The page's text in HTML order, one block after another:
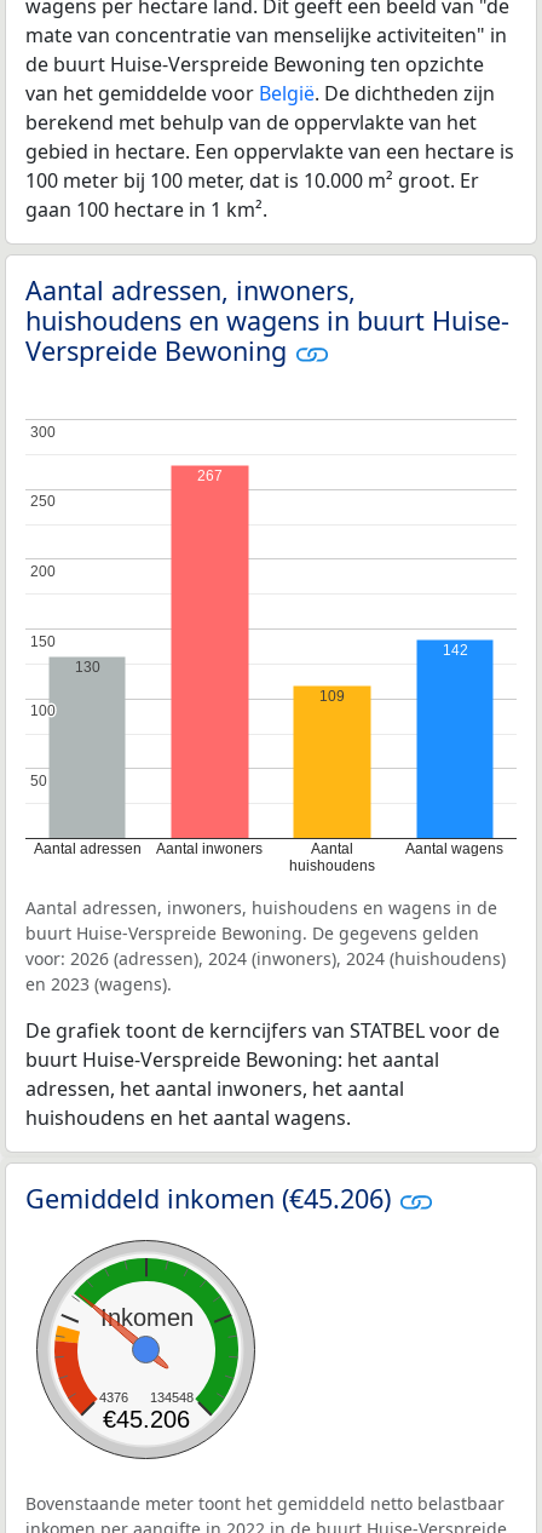
wagens per hectare land. Dit geeft een beeld van "de
mate van concentratie van menselijke activiteiten" in
de buurt Huise-Verspreide Bewoning ten opzichte
van het gemiddelde voor België. De dichtheden zijn
berekend met behulp van de oppervlakte van het
gebied in hectare. Een oppervlakte van een hectare is
100 meter bij 100 meter, dat is 10.000 m² groot. Er
gaan 100 hectare in 1 km².
Aantal adressen, inwoners,
huishoudens en wagens in buurt Huise-
Verspreide Bewoning
Aantal adressen Aantal inwoners
Aantal
huishoudens
Aantal wagens
50
50
100
100
150
150
200
200
250
250
300
300
130
267
109
142
Aantal adressen, inwoners, huishoudens en wagens in de
buurt Huise-Verspreide Bewoning. De gegevens gelden
voor: 2026 (adressen), 2024 (inwoners), 2024 (huishoudens)
en 2023 (wagens).
De grafiek toont de kerncijfers van STATBEL voor de
buurt Huise-Verspreide Bewoning: het aantal
adressen, het aantal inwoners, het aantal
huishoudens en het aantal wagens.
Gemiddeld inkomen (€45.206)
Inkomen
4376 134548
€45.206
Bovenstaande meter toont het gemiddeld netto belastbaar